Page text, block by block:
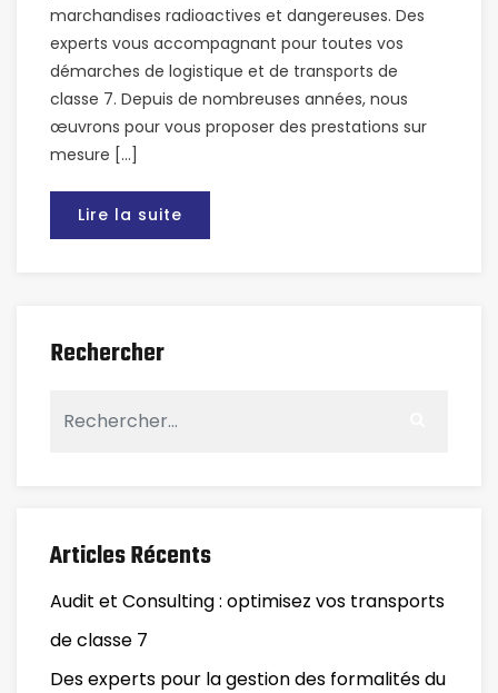
marchandises radioactives et dangereuses. Des
experts vous accompagnant pour toutes vos
démarches de logistique et de transports de
classe 7. Depuis de nombreuses années, nous
œuvrons pour vous proposer des prestations sur
mesure […]
Lire la suite
Rechercher
Articles Récents
Audit et Consulting : optimisez vos transports
de classe 7
Des experts pour la gestion des formalités du